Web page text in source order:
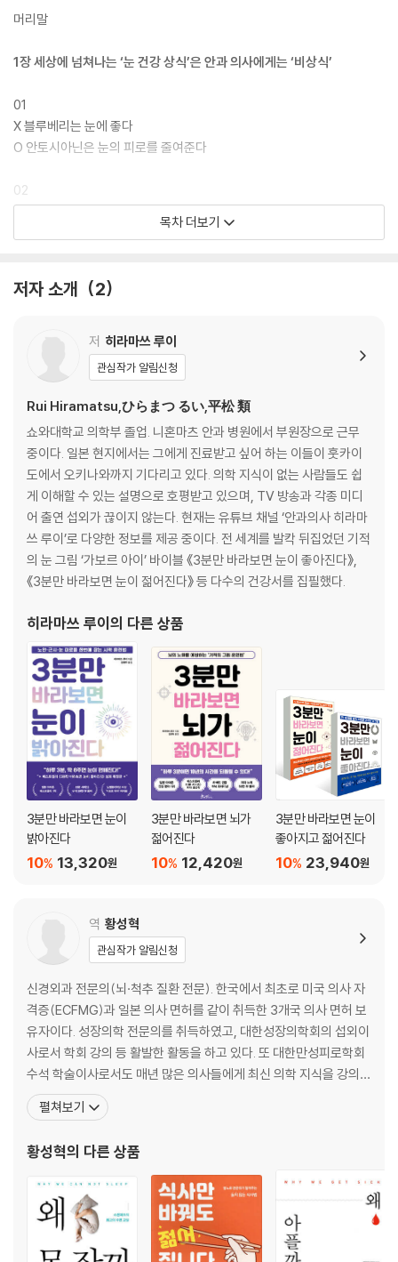
저하, 백내장, 녹내장, 노안 등 눈과 관련된 여러 질환과 예방 방법은 무엇
와 관련된 ‘XO 상식’을 보여주며 재미까지 더했다. 눈 건강에 대해 관심이
은 청년까지 모든 세대에서 눈 건강을 지키는 데 있어 더할 나위 없이 좋은
도서임은 분명하다. 이 책을 읽으면 그동안 눈 건강 상식을 잘못 알고 있었
거나 몰랐던 사실을 알게 되어 더 나은 삶을 영위할 수 있다.
머리말
1장 세상에 넘쳐나는 ‘눈 건강 상식’은 안과 의사에게는 ‘비상식’
01
X 블루베리는 눈에 좋다
O 안토시아닌은 눈의 피로를 줄여준다
02
X 녹색을 보면 눈이 좋아진다
O 먼 곳을 보면 근시가 느리게 진행된다
X 어두운 곳에서 사물을 보면 눈이 나빠진다
X 안경을 쓰면 근시가 진행된다
O 안경을 쓰더라도 근시 진행도는 똑같다
05
X 젊을 때는 노안이 진행되지 않는다
O 20대부터 노안이 진행된다
06
X 블루라이트 차단 안경은 효과가 있다
O 블루라이트 차단 안경은 별로 효과가 없다
07
O 가성 근시는 즉시 개선할 수 있다
X 시력을 되찾기 위해 고민 없이 시력 회복 수술을 받는다
O 감염 위험과 나이를 고려하여 시력 회복 수술을 결정한다
X 눈 훈련은 다양한 방법으로 하면 할수록 좋다
O 효과가 인정된 것은 가보르 아이뿐이다
2장 눈 건강에 치명적인 습관
X 습관적으로 눈을 씻는다
O 눈에 이물질이 들어갔을 때만 씻는다
X 안약을 넣은 후 눈을 깜빡인다
O 안약을 넣은 후 잠시 눈을 감는다
X 눈이 충혈되면 충혈 완화 안약을 사용한다
X 구입한 지 한 달이 넘은 안약을 사용한다
O 안약이 남아있어도 한 달이 지나면 교체한다
목차 더보기
저자 소개 2
저 히라마쓰 루이
관심작가 알림신청
Rui Hiramatsu,ひらまつ るい,平松 類
쇼와대학교 의학부 졸업. 니혼마츠 안과 병원에서 부원장으로 근무
중이다. 일본 현지에서는 그에게 진료받고 싶어 하는 이들이 훗카이
도에서 오키나와까지 기다리고 있다. 의학 지식이 없는 사람들도 쉽
게 이해할 수 있는 설명으로 호평받고 있으며, TV 방송과 각종 미디
어 출연 섭외가 끊이지 않는다. 현재는 유튜브 채널 ‘안과의사 히라마
쓰 루이’로 다양한 정보를 제공 중이다. 전 세계를 발칵 뒤집었던 기적
의 눈 그림 ‘가보르 아이’ 바이블 《3분만 바라보면 눈이 좋아진다》,
《3분만 바라보면 눈이 젊어진다》 등 다수의 건강서를 집필했다.
히라마쓰 루이 의 다른 상품
3분만 바라보면 눈이
밝아진다
13,320원
10%
3분만 바라보면 뇌가
젊어진다
12,420원
10%
3분만 바라보면 눈이
좋아지고 젊어진다
23,940원
10%
역 황성혁
관심작가 알림신청
신경외과 전문의(뇌·척추 질환 전문). 한국에서 최초로 미국 의사 자
격증(ECFMG)과 일본 의사 면허를 같이 취득한 3개국 의사 면허 보
유자이다. 성장의학 전문의를 취득하였고, 대한성장의학회의 섭외이
사로서 학회 강의 등 활발한 활동을 하고 있다. 또 대한만성피로학회
수석 학술이사로서도 매년 많은 의사들에게 최신 의학 지식을 강의하
고 있다. 국내 요오드 치료의 선구자이며, 기능의학과 케톤식으로 만
성 피로, 당뇨, 갑상샘 기능 저하증, 성장 장애, 치매, 파킨슨병 등을
외과 전문의로 일하면서 유튜브 채널 「닥터쓰리」를
펼쳐보기
황성혁의 다른 상품